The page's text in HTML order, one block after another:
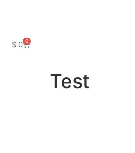
$ 0 0
Test